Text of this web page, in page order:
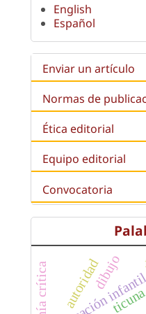
English
Español
Enviar un artículo
Normas de
Ética editorial
Equipo editorial
Convocatoria
autoridaddibujo
ticuna